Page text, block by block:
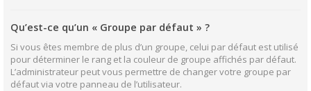
Qu’est-ce qu’un « Groupe par défaut » ?
Si vous êtes membre de plus d’un groupe, celui par défaut est utilisé
pour déterminer le rang et la couleur de groupe affichés par défaut.
L’administrateur peut vous permettre de changer votre groupe par
défaut via votre panneau de l’utilisateur.